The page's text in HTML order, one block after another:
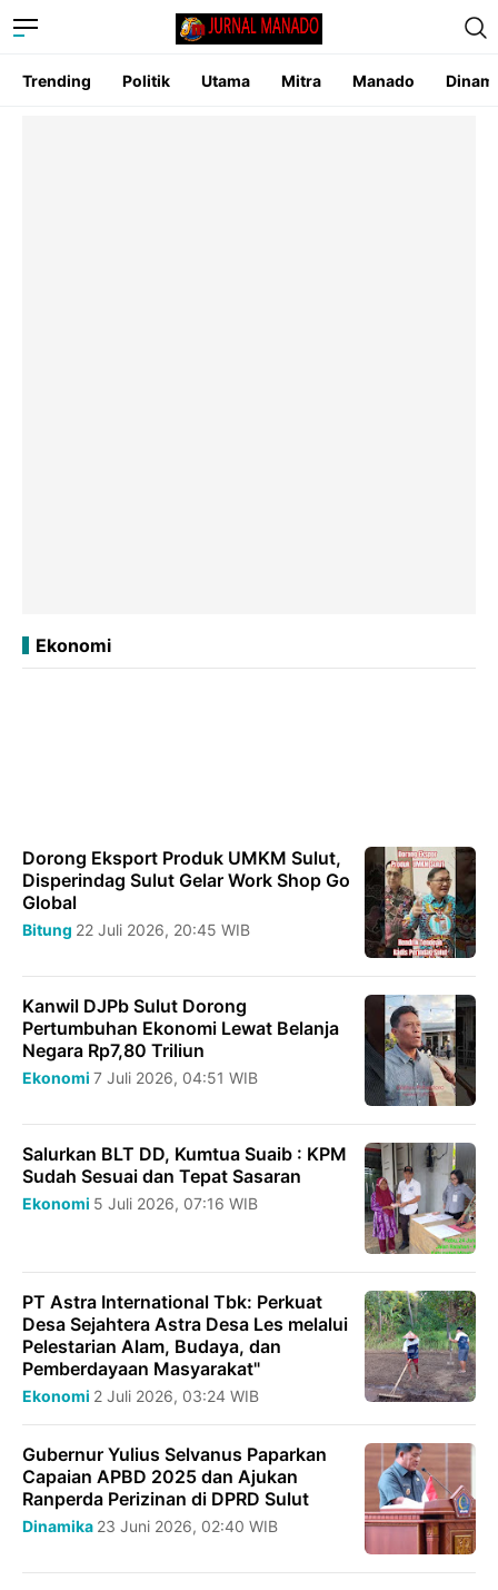
Trending Politik Utama Mitra Manado
Ekonomi
Dorong Eksport Produk UMKM Sulut,
Disperindag Sulut Gelar Work Shop Go
Global
Bitung 22 Juli 2026, 20:45 WIB
Kanwil DJPb Sulut Dorong
Pertumbuhan Ekonomi Lewat Belanja
Negara Rp7,80 Triliun
Ekonomi 7 Juli 2026, 04:51 WIB
Salurkan BLT DD, Kumtua Suaib : KPM
Sudah Sesuai dan Tepat Sasaran
Ekonomi 5 Juli 2026, 07:16 WIB
PT Astra International Tbk: Perkuat
Desa Sejahtera Astra Desa Les melalui
Pelestarian Alam, Budaya, dan
Pemberdayaan Masyarakat"
Ekonomi 2 Juli 2026, 03:24 WIB
Gubernur Yulius Selvanus Paparkan
Capaian APBD 2025 dan Ajukan
Ranperda Perizinan di DPRD Sulut
Dinamika 23 Juni 2026, 02:40 WIB